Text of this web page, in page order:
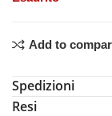
Add to
Spedizioni
Resi